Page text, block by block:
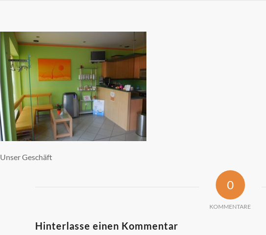
Unser Geschäft
0
KOMMENTARE
Hinterlasse einen Kommentar